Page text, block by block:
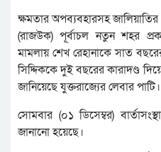
ক্ষমতার অপব্যবহারসহ জালিয়াতির
(রাজউক) পূর্বাচল নতুন শহর
মামলায় শেখ রেহানাকে সাত
সিদ্দিককে দুই বছরের কারাদণ্ড
জানিয়েছে যুক্তরাজ্যের লেবার পাটি।
সোমবার (০১ ডিসেম্বর)
জানানো হয়েছে।